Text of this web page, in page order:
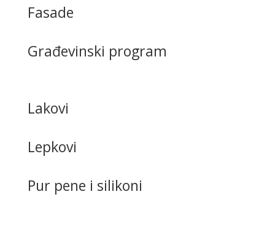
Fasade
Građevinski program
Lakovi
Lepkovi
Pur pene i silikoni